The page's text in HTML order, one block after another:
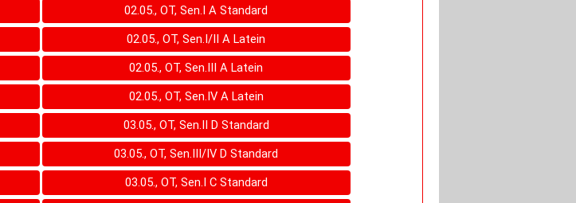
02.05., OT, Sen.I A Standard
02.05., OT, Sen.I/II A Latein
02.05., OT, Sen.III A Latein
02.05., OT, Sen.IV A Latein
03.05., OT, Sen.II D Standard
03.05., OT, Sen.III/IV D Standard
03.05., OT, Sen.I C Standard